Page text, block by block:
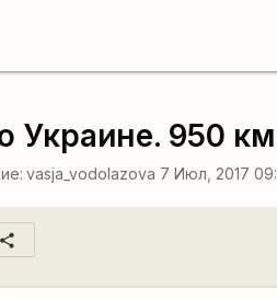
Украине. 950
vasja_vodolazova 7 Июл, 2017
share